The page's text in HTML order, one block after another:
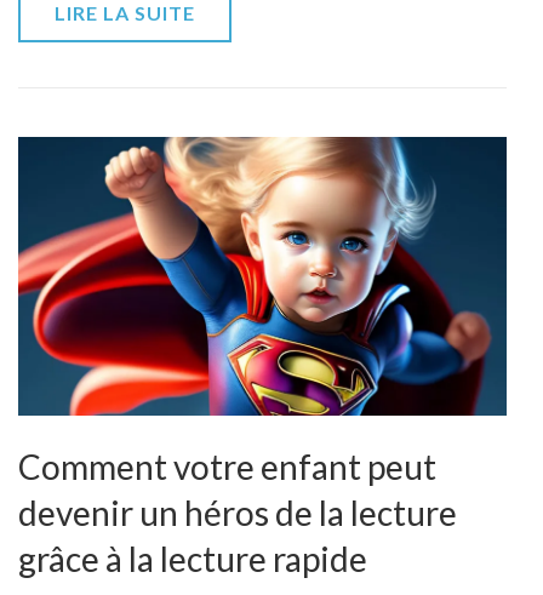
LIRE LA SUITE
Comment votre enfant peut
devenir un héros de la lecture
grâce à la lecture rapide